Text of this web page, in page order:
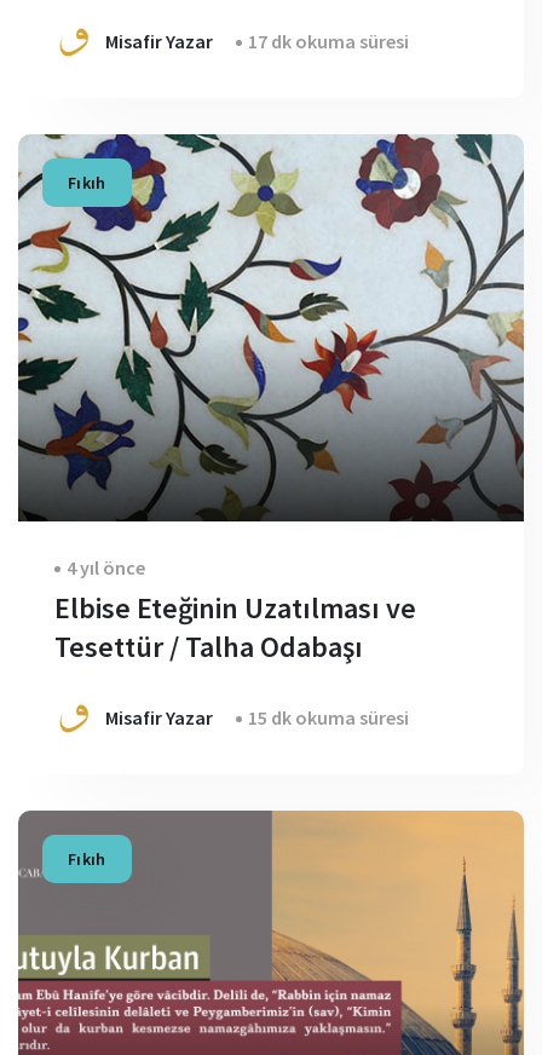
Misafir Yazar 17 dk okuma süresi
Fıkıh
4 yıl önce
Elbise Eteğinin Uzatılması ve
Tesettür / Talha Odabaşı
Misafir Yazar 15 dk okuma süresi
Fıkıh